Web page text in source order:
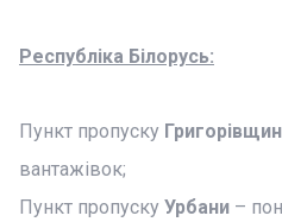
Республіка Білорусь:
Пункт пропуску
вантажівок;
Пункт пропуску Урбани –